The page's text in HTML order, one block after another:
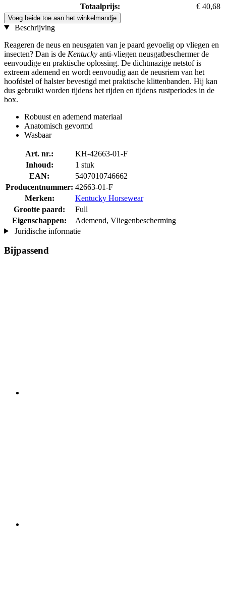
Totaalprijs:
€ 40,68
Voeg beide toe aan het winkelmandje
Beschrijving
Reageren de neus en neusgaten van je paard gevoelig op vliegen en
insecten? Dan is de Kentucky anti-vliegen neusgatbeschermer de
eenvoudige en praktische oplossing. De dichtmazige netstof is
extreem ademend en wordt eenvoudig aan de neusriem van het
hoofdstel of halster bevestigd met praktische klittenbanden. Hij kan
dus gebruikt worden tijdens het rijden en tijdens rustperiodes in de
box.
Robuust en ademend materiaal
Anatomisch gevormd
Wasbaar
Art. nr.:
KH-42663-01-F
Inhoud:
1 stuk
EAN:
5407010746662
Producentnummer: 42663-01-F
Merken:
Kentucky Horsewear
Grootte paard:
Full
Eigenschappen:
Ademend, Vliegenbescherming
Juridische informatie
Bijpassend